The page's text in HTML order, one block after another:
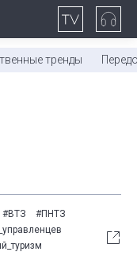
тренды
#ВТЗ
#ПНТЗ